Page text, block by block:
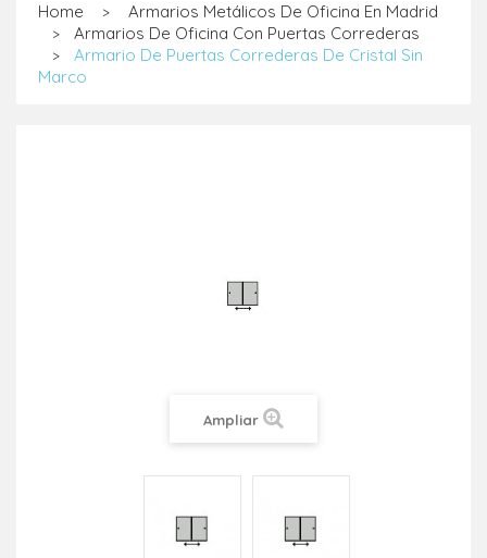
Home > Armarios Metálicos De Oficina En Madrid
> Armarios De Oficina Con Puertas Correderas
>
Armario De Puertas Correderas De Cristal Sin
Marco
Ampliar